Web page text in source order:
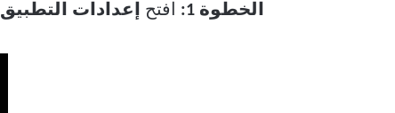
الخطوة 1: افتح إعدادات التطبيق